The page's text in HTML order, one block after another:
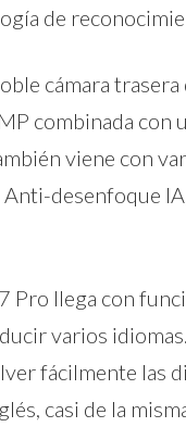
de
cámara
combinada con
viene con
desenfoque
Pro llega con
varios
fácilmente las
casi de la